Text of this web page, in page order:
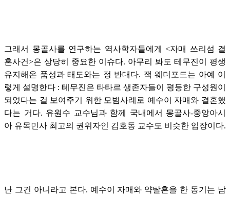
그래서 몽골사를 연구하는 역사학자들에게 <자매 쓰리섬 결
혼사건>은 상당히 중요한 이슈다. 아무리 봐도 테무진이 평생
유지해온 품성과 태도와는 정 반대다. 잭 웨더포드는 아예 이
렇게 설명한다 : 테무진은 타타르 생존자들이 평등한 구성원이
되었다는 걸 보여주기 위한 모범사례로 예수이 자매와 결혼했
다는 거다. 유원수 교수님과 함께 국내에서 몽골사-중앙아시
아 유목민사 최고의 권위자인 김호동 교수도 비슷한 입장이다.
난 그건 아니라고 본다. 예수이 자매와 약탈혼을 한 동기는 남